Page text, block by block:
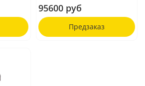
95600 руб
Предзаказ